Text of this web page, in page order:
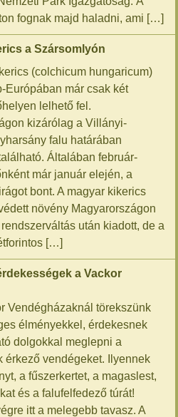
fognak majd haladni, ami […]
a Szársomlyón
(colchicum hungaricum)
Európában már csak két
lelhető fel.
kizárólag a Villányi-
falu határában
Általában február-
már január elején, a
bont. A magyar kikerics
növény Magyarországon
után kiadott, de a
[…]
a Vackor
Vendégházaknál törekszünk
élményekkel, érdekesnek
dolgokkal meglepni a
érkező vendégeket. Ilyennek
a fűszerkertet, a magaslest,
és a falufelfedező túrát!
itt a melegebb tavasz. A